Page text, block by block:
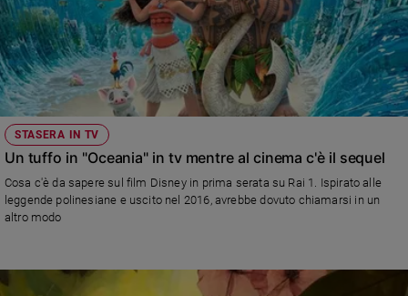
della
settimana
Migranti
Diversità
e
inclusione
Costume
Cultura
e
spettacoli
STASERA IN TV
Un tuffo in "Oceania" in tv mentre al cinema c'è il sequel
Cosa c'è da sapere sul film Disney in prima serata su Rai 1. Ispirato alle
leggende polinesiane e uscito nel 2016, avrebbe dovuto chiamarsi in un
altro modo